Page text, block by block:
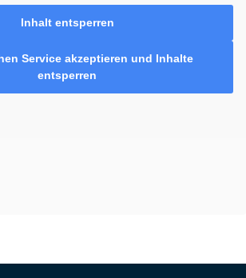
Inhalt entsperren
Service akzeptieren und Inhalte
entsperren